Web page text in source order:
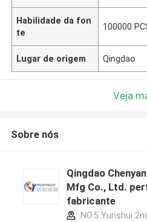
Habilidade da fon
te
100000
Lugar de origem Qingdao
Veja
Sobre nós
Qingdao
Mfg Co., Ltd.
fabricante
NO.5 Yunshui